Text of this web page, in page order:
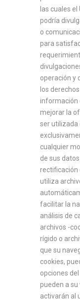
las cuales
podría
o
para
operación y
los
información
mejorar la
ser utilizada
cualquier
de sus
rectificación
utiliza
facilitar la
análisis de
archivos -
rígido o
que su
cookies,
opciones
pueden a su
activarán al